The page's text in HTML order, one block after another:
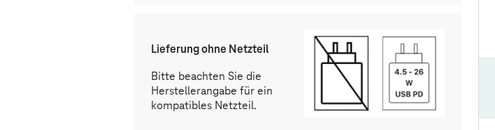
Lieferung ohne Netzteil
Bitte beachten Sie die
Herstellerangabe für ein
kompatibles Netzteil.